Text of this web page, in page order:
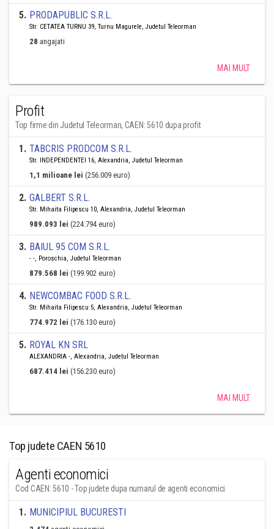
5. PRODAPUBLIC S.R.L.
Str. CETATEA TURNU 39, Turnu Magurele, Judetul Teleorman
28 angajati
MAI MULT
Profit
Top firme din Judetul Teleorman, CAEN: 5610 dupa profit
1. TABCRIS PRODCOM S.R.L.
Str. INDEPENDENTEI 16, Alexandria, Judetul Teleorman
1,1 milioane lei (256.009 euro)
2. GALBERT S.R.L.
Str. Mihaita Filipescu 10, Alexandria, Judetul Teleorman
989.093 lei (224.794 euro)
3. BAIUL 95 COM S.R.L.
- -, Poroschia, Judetul Teleorman
879.568 lei (199.902 euro)
4. NEWCOMBAC FOOD S.R.L.
Str. Mihaita Filipescu 5, Alexandria, Judetul Teleorman
774.972 lei (176.130 euro)
5. ROYAL KN SRL
ALEXANDRIA -, Alexandria, Judetul Teleorman
687.414 lei (156.230 euro)
MAI MULT
Top judete CAEN 5610
Agenti economici
Cod CAEN: 5610 - Top judete dupa numarul de agenti economici
1. MUNICIPIUL BUCURESTI